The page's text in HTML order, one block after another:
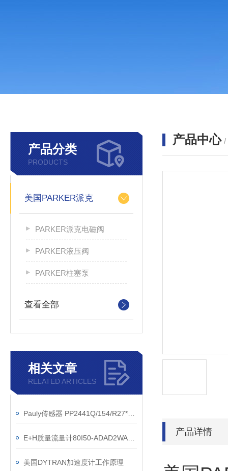
产品分类
PRODUCTS
美国PARKER派克
PARKER派克电磁阀
PARKER液压阀
PARKER柱塞泵
查看全部
相关文章
RELATED ARTICLES
美国DYTRAN加速度计工作原理
产品中心 /
产品详情